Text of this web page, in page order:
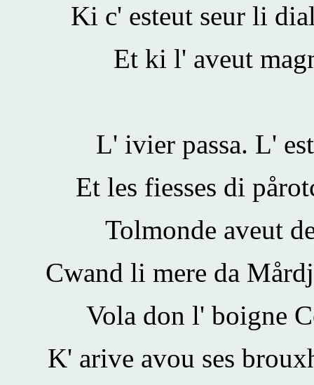
Ki c' esteut seur li
Et ki l' aveut
L' ivier passa. L'
Et les fiesses di
Tolmonde aveut
Cwand li mere da
Vola don l' boigne
K' arive avou ses